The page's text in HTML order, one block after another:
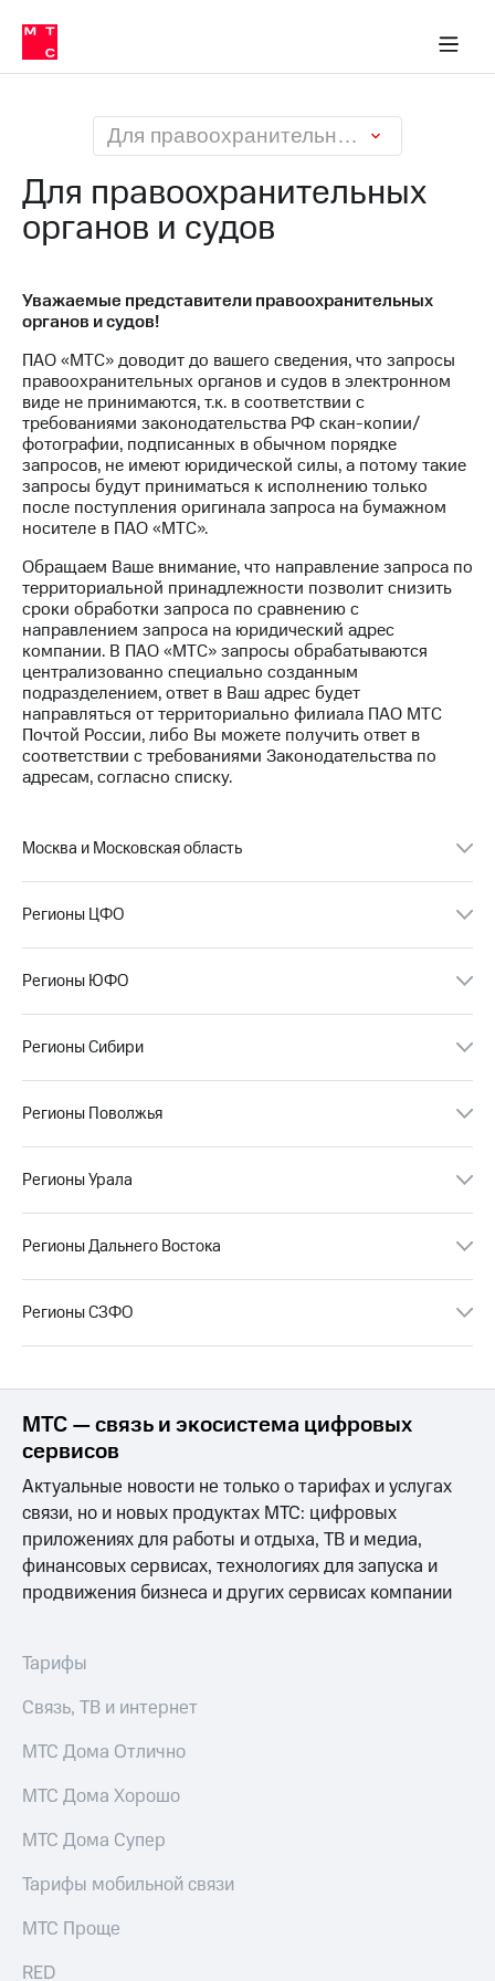
Медиа-центр
и акционерам
Устойчивое развитие
Комплаенс и деловая этика
компании
Стратегия
Карьера
История
компании
региона
информация
Контакты
Медиа-центр
Пресс-
релизы
МТС
Достижения
Интервью
Финансовая
отчетность
Контакты
Пригласить
и акционерам
управление
секретарь
Раскрытие
Информация
акционерам
Документы
ПАО
Собрания
акционеров
кабинет
капитал
аудит
акций
Описание
Программа
приобретения
Порядок
выкупа
акций
Дивиденды
Рынок
облигаций
Описание
именных
Другое
Регистратор
Реквизиты
Контакты
деловая этика
На главную
Карьера
в МТС
Пресс-
релизы
Для правоохранительных органов и судов
Для правоохранительных
органов и судов
Уважаемые представители правоохранительных
органов и судов!
ПАО «МТС» доводит до вашего сведения, что запросы
правоохранительных органов и судов в электронном
виде не принимаются, т.к. в соответствии с
требованиями законодательства РФ скан-копии/
фотографии, подписанных в обычном порядке
запросов, не имеют юридической силы, а потому такие
запросы будут приниматься к исполнению только
после поступления оригинала запроса на бумажном
носителе в ПАО «МТС».
Обращаем Ваше внимание, что направление запроса по
территориальной принадлежности позволит снизить
сроки обработки запроса по сравнению с
направлением запроса на юридический адрес
компании. В ПАО «МТС» запросы обрабатываются
централизованно специально созданным
подразделением, ответ в Ваш адрес будет
направляться от территориально филиала ПАО МТС
Почтой России, либо Вы можете получить ответ в
соответствии с требованиями Законодательства по
адресам, согласно списку.
Москва и Московская область
Регионы ЦФО
Регионы ЮФО
Регионы Сибири
Регионы Поволжья
Регионы Урала
Регионы Дальнего Востока
Регионы СЗФО
МТС — связь и экосистема цифровых
сервисов
Актуальные новости не только о тарифах и услугах
связи, но и новых продуктах МТС: цифровых
приложениях для работы и отдыха, ТВ и медиа,
финансовых сервисах, технологиях для запуска и
продвижения бизнеса и других сервисах компании
Тарифы
Связь, ТВ и интернет
МТС Дома Отлично
МТС Дома Хорошо
МТС Дома Супер
Тарифы мобильной связи
МТС Проще
RED